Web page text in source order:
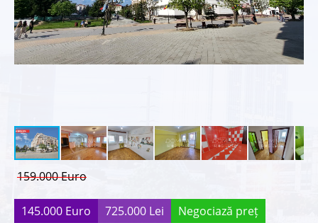
159.000 Euro
145.000 Euro 725.000 Lei Negociază preț